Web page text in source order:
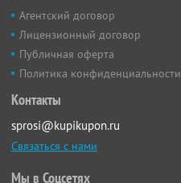
Агентский договор
Лицензионный договор
Публичная оферта
Политика конфиденциальности
Контакты
sprosi@kupikupon.ru
Связаться с нами
Мы в Соцсетях